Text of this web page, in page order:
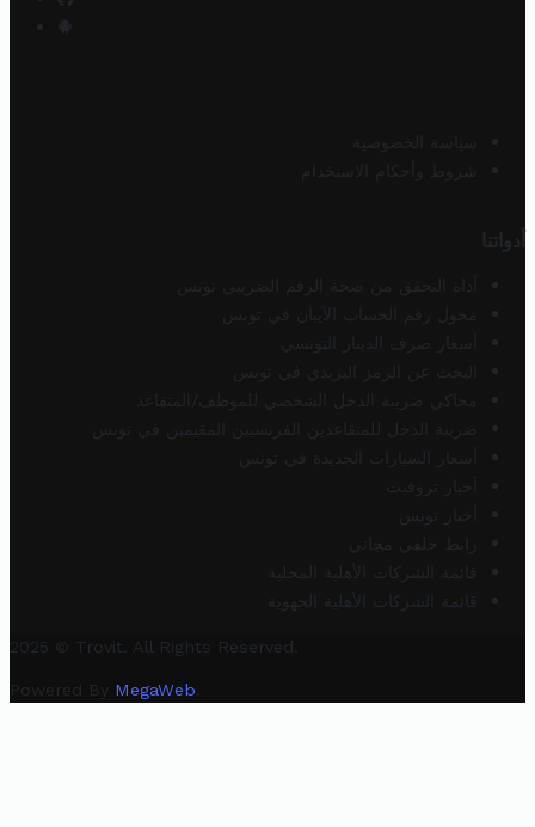
سياسة الخصوصية
شروط وأحكام الاستخدام
أدواتنا
أداة التحقق من صحة الرقم الضريبي تونس
محول رقم الحساب الآيبان في تونس
أسعار صرف الدينار التونسي
البحث عن الرمز البريدي في تونس
محاكي ضريبة الدخل الشخصي للموظف/المتقاعد
ضريبة الدخل للمتقاعدين الفرنسيين المقيمين في تونس
أسعار السيارات الجديدة في تونس
أخبار تروفيت
أخبار تونس
رابط خلفي مجاني
قائمة الشركات الأهلية المحلية
قائمة الشركات الأهلية الجهوية
2025 © Trovit. All Rights Reserved.
Powered By MegaWeb